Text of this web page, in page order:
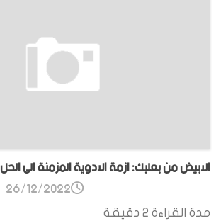
الابيض من بعلبك: ازمة الادوية المزمنة الى الحل
26/12/2022
مدة القراءة 2 دقيقة